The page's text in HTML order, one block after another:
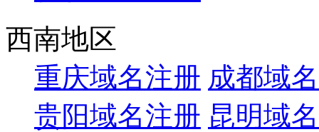
西南地区
重庆域名注册 成都域
贵阳域名注册 昆明域